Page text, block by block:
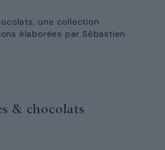
une collection
élaborées par Sébastien
& chocolats